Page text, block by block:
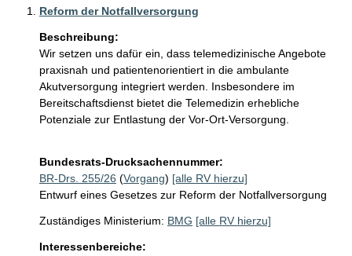
Reform der Notfallversorgung
Beschreibung:
Wir setzen uns dafür ein, dass telemedizinische Angebote
praxisnah und patientenorientiert in die ambulante
Akutversorgung integriert werden. Insbesondere im
Bereitschaftsdienst bietet die Telemedizin erhebliche
Potenziale zur Entlastung der Vor-Ort-Versorgung.
Bundesrats-Drucksachennummer:
BR-Drs. 255/26 (Vorgang) [alle RV hierzu]
Entwurf eines Gesetzes zur Reform der Notfallversorgung
Zuständiges Ministerium: BMG [alle RV hierzu]
Interessenbereiche: